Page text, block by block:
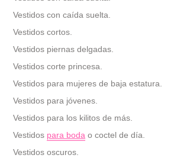
Vestidos con caída suelta.
Vestidos cortos.
Vestidos piernas delgadas.
Vestidos corte princesa.
Vestidos para mujeres de baja estatura.
Vestidos para jóvenes.
Vestidos para los kilitos de más.
Vestidos para boda o coctel de día.
Vestidos oscuros.